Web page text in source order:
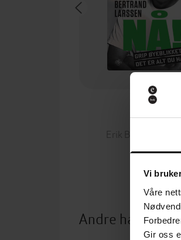
Vi
Våre
Gir oss
199,-
Nå!
Erik Bertrand
Andre har også